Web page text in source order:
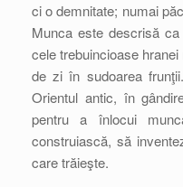
ci o demnitate; numai
Munca este descrisă
cele trebuincioase
de zi în sudoarea
Orientul antic, în
pentru a înlocui
construiască, să
care trăieşte.